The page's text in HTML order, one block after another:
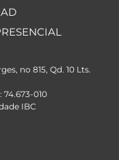
no 815, Qd. 10 Lts.
74.673-010
IBC